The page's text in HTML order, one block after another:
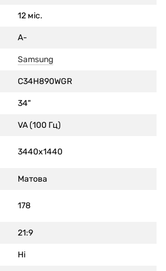
12 міс.
A-
Samsung
C34H890WGR
34"
VA (100 Гц)
3440x1440
Матова
178
21:9
Ні